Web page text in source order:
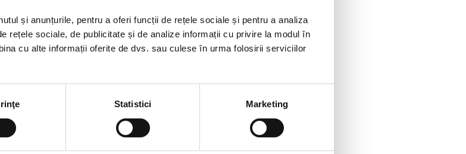
și anunțurile, pentru a oferi funcții de rețele sociale și pentru a analiza
rețele sociale, de publicitate și de analize informații cu privire la modul în
cu alte informații oferite de dvs. sau culese în urma folosirii serviciilor
Statistici Marketing
de management integrat?